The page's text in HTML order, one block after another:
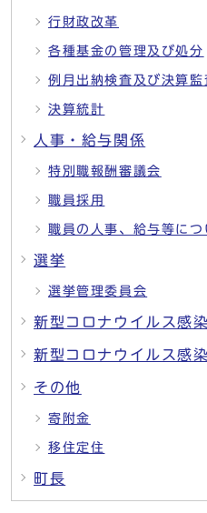
行財政改革
各種基金の管理及び処分
例月出納検査及び決算監
決算統計
人事・給与関係
特別職報酬審議会
職員採用
職員の人事、給与等につ
選挙
選挙管理委員会
新型コロナウイルス感
新型コロナウイルス感
その他
寄附金
移住定住
町長